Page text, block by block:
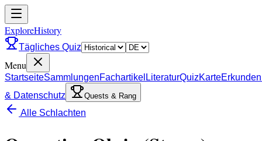
ExploreHistory
Tägliches Quiz
Menu
StartseiteSammlungenFachartikel LiteraturQuizKarteErkunden
& Datenschutz
Quests & Rang
Alle Schlachten